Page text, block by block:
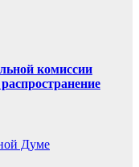
комиссии
Думе